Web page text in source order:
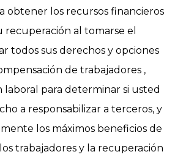
obtener los recursos financieros
recuperación al tomarse el
todos sus derechos y opciones
de trabajadores ,
laboral para determinar si usted
a responsabilizar a terceros, y
los máximos beneficios de
trabajadores y la recuperación